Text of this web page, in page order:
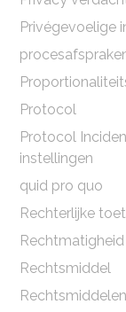
Privégevoelige
Protocol
Protocol
instellingen
quid pro quo
Rechterlijke
Rechtmatigheid
Rechtsmiddel
Rechtsmiddelen